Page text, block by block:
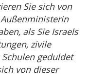
Sie sich von
als Sie Israels
zivile
geduldet
von dieser